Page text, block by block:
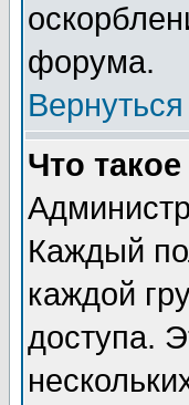
форума.
Что
Каждый
каждой
доступа.